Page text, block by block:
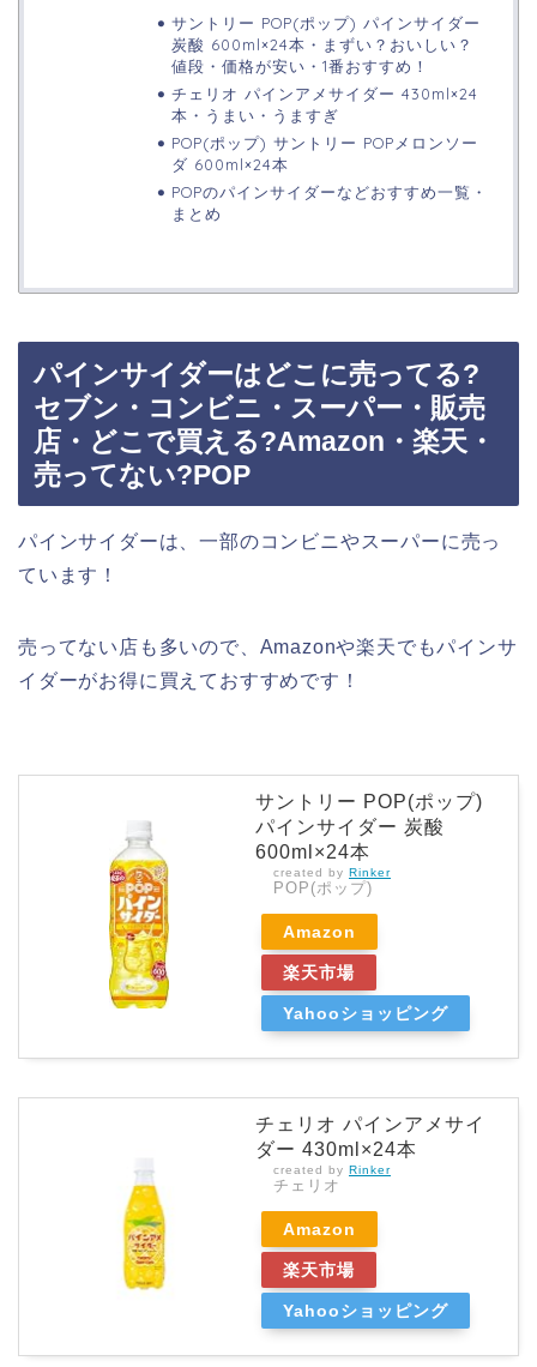
サントリー POP(ポップ) パインサイダー
炭酸 600ml×24本・まずい？おいしい？
値段・価格が安い・1番おすすめ！
チェリオ パインアメサイダー 430ml×24
本・うまい・うますぎ
POP(ポップ) サントリー POPメロンソー
ダ 600ml×24本
POPのパインサイダーなどおすすめ一覧・
まとめ
パインサイダーはどこに売ってる?
セブン・コンビニ・スーパー・販売
店・どこで買える?Amazon・楽天・
売ってない?POP
パインサイダーは、一部のコンビニやスーパーに売っ
ています！
売ってない店も多いので、Amazonや楽天でもパインサ
イダーがお得に買えておすすめです！
サントリー POP(ポップ)
パインサイダー 炭酸
600ml×24本
created by Rinker
POP(ポップ)
Amazon
楽天市場
Yahooショッピング
チェリオ パインアメサイ
ダー 430ml×24本
created by Rinker
チェリオ
Amazon
楽天市場
Yahooショッピング